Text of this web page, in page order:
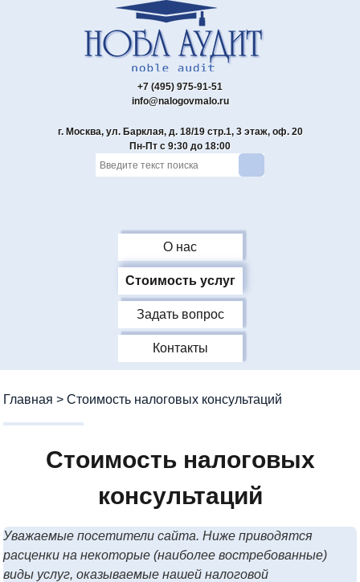
+7 (495) 975-91-51
info@nalogovmalo.ru
г. Москва, ул. Барклая, д. 18/19 стр.1, 3 этаж, оф. 20
Пн-Пт с 9:30 до 18:00
О нас
Стоимость услуг
Задать вопрос
Контакты
Главная >Стоимость налоговых консультаций
Стоимость налоговых
консультаций
Уважаемые посетители сайта. Ниже приводятся
расценки на некоторые (наиболее востребованные)
виды услуг, оказываемые нашей налоговой